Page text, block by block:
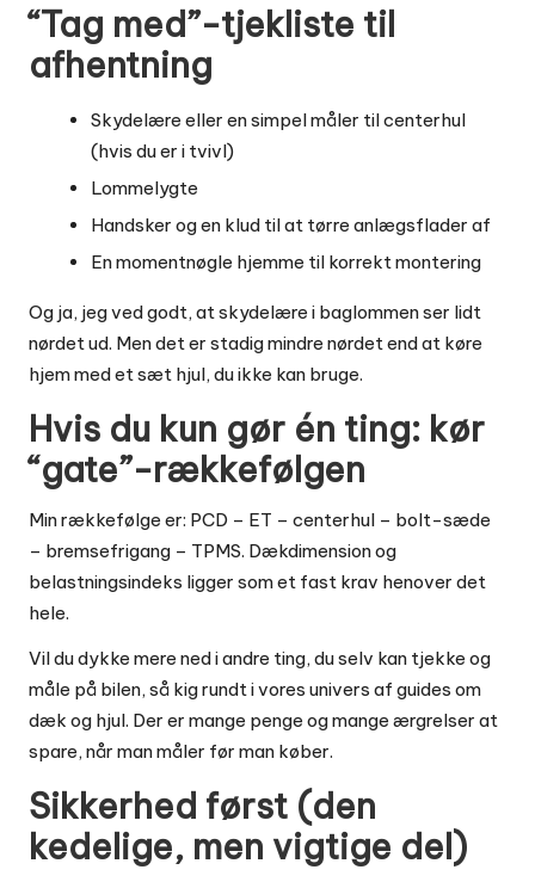
“Tag med”-tjekliste til
afhentning
Skydelære eller en simpel måler til centerhul
(hvis du er i tvivl)
Lommelygte
Handsker og en klud til at tørre anlægsflader af
En momentnøgle hjemme til korrekt montering
Og ja, jeg ved godt, at skydelære i baglommen ser lidt
nørdet ud. Men det er stadig mindre nørdet end at køre
hjem med et sæt hjul, du ikke kan bruge.
Hvis du kun gør én ting: kør
“gate”-rækkefølgen
Min rækkefølge er: PCD – ET – centerhul – bolt-sæde
– bremsefrigang – TPMS. Dækdimension og
belastningsindeks ligger som et fast krav henover det
hele.
Vil du dykke mere ned i andre ting, du selv kan tjekke og
måle på bilen, så kig rundt i vores univers af guides om
dæk og hjul. Der er mange penge og mange ærgrelser at
spare, når man måler før man køber.
Sikkerhed først (den
kedelige, men vigtige del)